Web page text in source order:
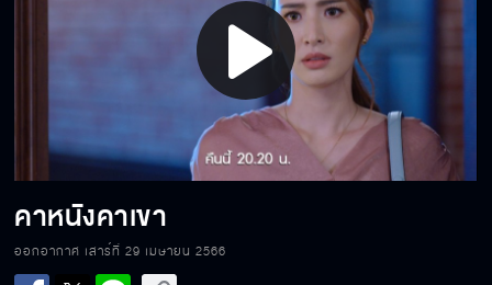
Play
Video
คาหนังคาเขา
ออกอากาศ เสาร์ที่ 29 เมษายน 2566
คิดว่าจะขวางกูได้หรอ?
เราจบกัน!!